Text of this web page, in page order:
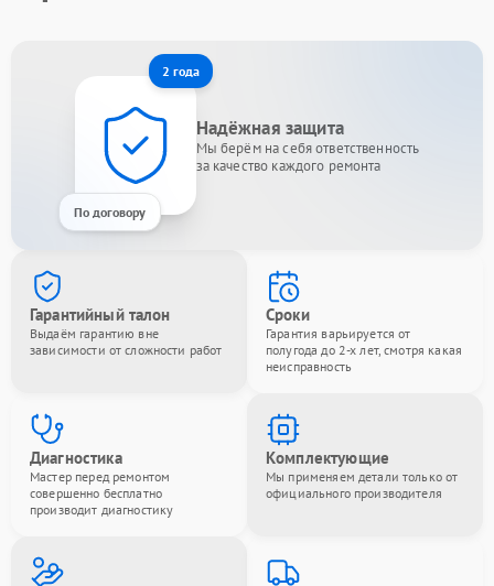
2 года
По договору
Надёжная защита
Мы берём на себя ответственность
за качество каждого ремонта
Гарантийный талон
Выдаём гарантию вне
зависимости от сложности работ
Сроки
Гарантия варьируется от
полугода до 2-х лет, смотря какая
неисправность
Диагностика
Мастер перед ремонтом
совершенно бесплатно
производит диагностику
Комплектующие
Мы применяем детали только от
официального производителя